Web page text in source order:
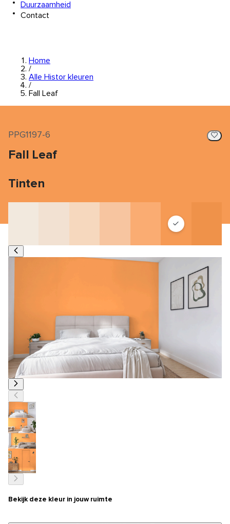
Duurzaamheid
Contact
Home
/
Alle Histor kleuren
/
Fall Leaf
PPG1197-6
Fall Leaf
Tinten
Bekijk deze kleur in jouw ruimte